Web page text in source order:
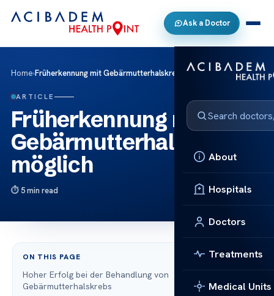
Ask a Doctor
About
Hospitals
Doctors
Treatments
Medical Units
Home›Früherkennung mit Gebärmutterhalskrebs möglich
ARTICLE
Früherkennung mit
Gebärmutterhalskrebs
möglich
5 min read
ON THIS PAGE
Hoher Erfolg bei der Behandlung von
Gebärmutterhalskrebs